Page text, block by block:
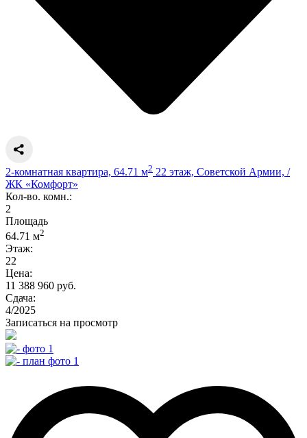
2-комнатная квартира, 64.71 м2 22 этаж, Советской Армии, /
ЖК «Комфорт»
Кол-во. комн.:
2
Площадь
64.71 м2
Этаж:
22
Цена:
11 388 960 руб.
Сдача:
4/2025
Записаться на просмотр